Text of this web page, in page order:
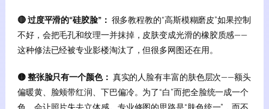
🔴 过度平滑的“硅胶脸”： 很多教程教的“高斯模糊磨皮”如果控制
不好，会把毛孔和纹理一并抹掉，皮肤变成光滑的橡胶质感——
这种修法已经被专业影楼淘汰了，但很多网图还在用。
🟡 整张脸只有一个颜色： 真实的人脸有丰富的肤色层次——额头
偏暖黄、脸颊带红润、下巴偏冷。为了“白”而把全脸统一成一个